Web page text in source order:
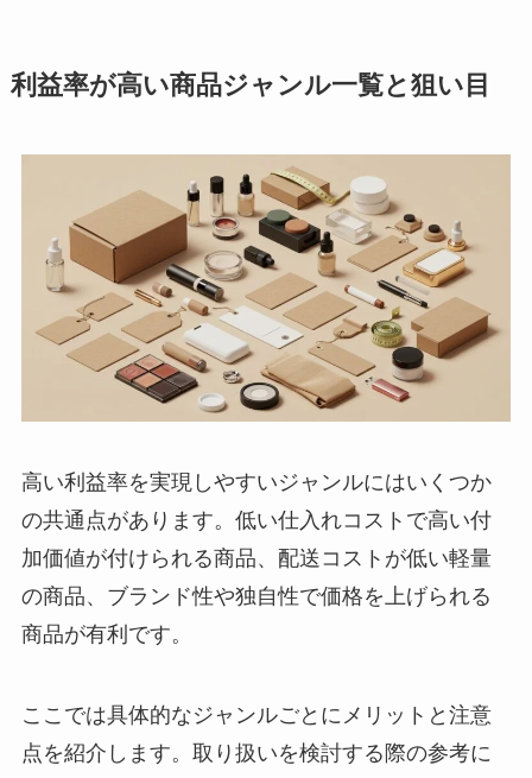
利益率が高い商品ジャンル一覧と狙い目
高い利益率を実現しやすいジャンルにはいくつか
の共通点があります。低い仕入れコストで高い付
加価値が付けられる商品、配送コストが低い軽量
の商品、ブランド性や独自性で価格を上げられる
商品が有利です。
ここでは具体的なジャンルごとにメリットと注意
点を紹介します。取り扱いを検討する際の参考に